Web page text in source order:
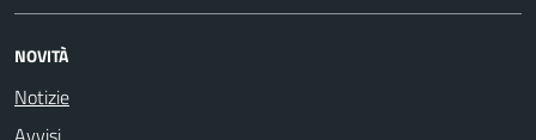
NOVITÀ
Notizie